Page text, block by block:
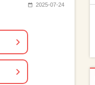
2025-07-24